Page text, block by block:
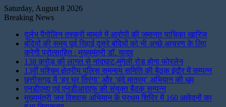
Saturday, August 8 2026
Breaking News
दुर्लभ पैंगोलिन तस्करी मामले में आरोपी की जमानत याचिका खारिज
बंदियों की समय पूर्व रिहाई दूसरे बंदियों को भी अच्छे आचरण के लिए
करेगी प्रोत्साहित : मुख्यमंत्री डॉ. यादव
138 करोड़ की लागत से नांदघाट-मुंगेली रोड होगा फोरलेन
13वीं पश्चिम क्षेत्रीय पुलिस समन्वय समिति की बैठक इंदौर में सम्पन्न
छत्तीसगढ़ में ‘हर घर तिरंगा’ और ‘वंदे मातरम्’ अभियान की धूम
एनडीएमए एवं एनडीआरएफ की संयुक्त बैठक सम्पन्न
मुख्यमंत्री जन विश्वास अभियान के प्रथम शिविर में 160 आवेदनों का